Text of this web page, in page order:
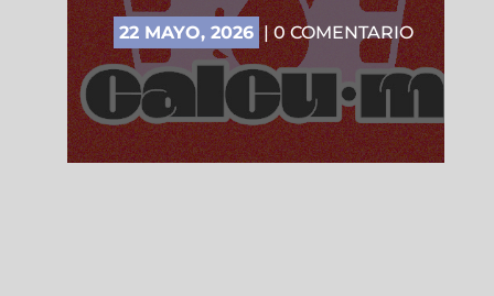
22 MAYO, 2026 | 0 COMENTARIO